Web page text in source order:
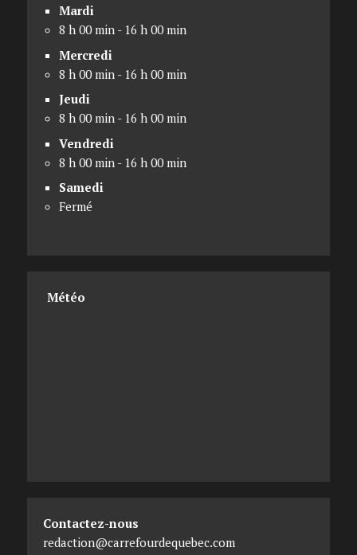
Mardi
8 h 00 min - 16 h 00 min
Mercredi
8 h 00 min - 16 h 00 min
Jeudi
8 h 00 min - 16 h 00 min
Vendredi
8 h 00 min - 16 h 00 min
Samedi
Fermé
Météo
Contactez-nous
redaction@carrefourdequebec.com